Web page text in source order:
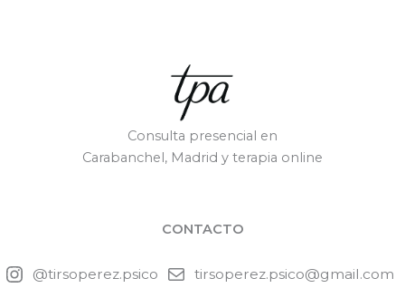
Consulta presencial en
Carabanchel, Madrid y terapia online
CONTACTO
@tirsoperez.psico tirsoperez.psico@gmail.com